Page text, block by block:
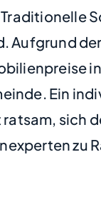
Ein
sich
zu